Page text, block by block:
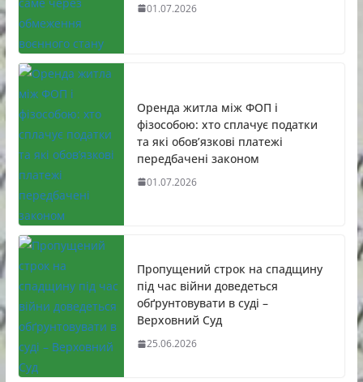
01.07.2026
Оренда житла між ФОП і
фізособою: хто сплачує податки
та які обов’язкові платежі
передбачені законом
01.07.2026
Пропущений строк на спадщину
під час війни доведеться
обґрунтовувати в суді –
Верховний Суд
25.06.2026